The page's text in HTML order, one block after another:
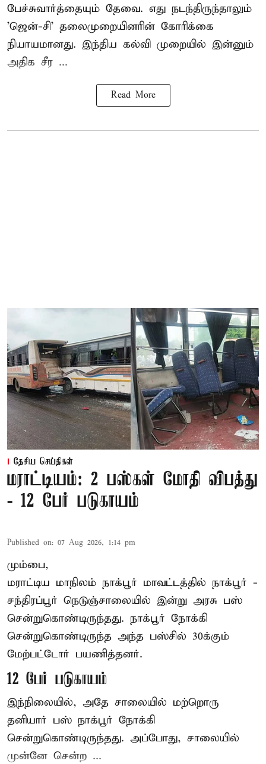
பேச்சுவார்த்தையும் தேவை. எது நடந்திருந்தாலும்
'ஜென்-சி' தலைமுறையினரின் கோரிக்கை
நியாயமானது. இந்திய கல்வி முறையில் இன்னும்
அதிக சீர ...
Read More
தேசிய செய்திகள்
மராட்டியம்: 2 பஸ்கள் மோதி விபத்து
- 12 பேர் படுகாயம்
Published on: 07 Aug 2026, 1:14 pm
மும்பை,
மராட்டிய மாநிலம் நாக்பூர் மாவட்டத்தில் நாக்பூர் -
சந்திரப்பூர் நெடுஞ்சாலையில் இன்று அரசு பஸ்
சென்றுகொண்டிருந்தது. நாக்பூர் நோக்கி
சென்றுகொண்டிருந்த அந்த பஸ்சில் 30க்கும்
மேற்பட்டோர் பயணித்தனர்.
12 பேர் படுகாயம்
இந்நிலையில், அதே சாலையில் மற்றொரு
தனியார் பஸ் நாக்பூர் நோக்கி
சென்றுகொண்டிருந்தது. அப்போது, சாலையில்
முன்னே சென்ற ...